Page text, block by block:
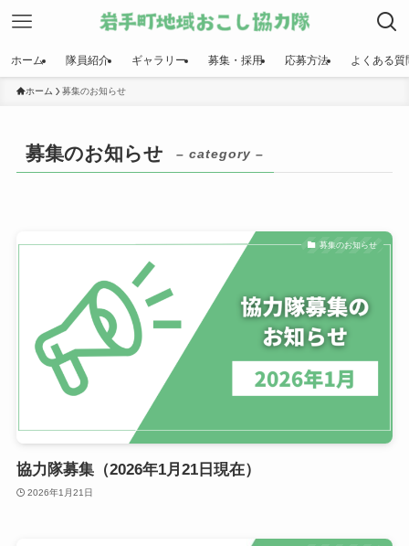
ホーム 隊員紹介 ギャラリー 募集・採用 応募方法 よくある質
ホーム 募集のお知らせ
募集のお知らせ – category –
募集のお知らせ
協力隊募集（2026年1月21日現在）
2026年1月21日